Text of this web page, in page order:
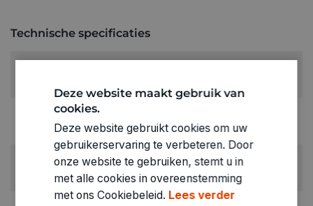
Technische specificaties
RUBRIEK:
T-shirts & topjes
GEWICHT
Deze website maakt gebruik van
cookies.
Deze website gebruikt cookies om uw
gebruikerservaring te verbeteren. Door
onze website te gebruiken, stemt u in
met alle cookies in overeenstemming
met ons Cookiebeleid. Lees verder